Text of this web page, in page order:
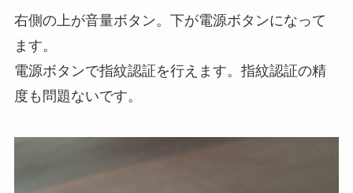
右側の上が音量ボタン。下が電源ボタンになって
ます。
電源ボタンで指紋認証を行えます。指紋認証の精
度も問題ないです。